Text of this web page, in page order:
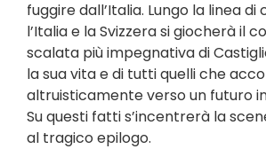
fuggire dall’Italia. Lungo la linea
l’Italia e la Svizzera si giocherà il
scalata più impegnativa di
la sua vita e di tutti quelli che
altruisticamente verso un futuro
Su questi fatti s’incentrerà la
al tragico epilogo.